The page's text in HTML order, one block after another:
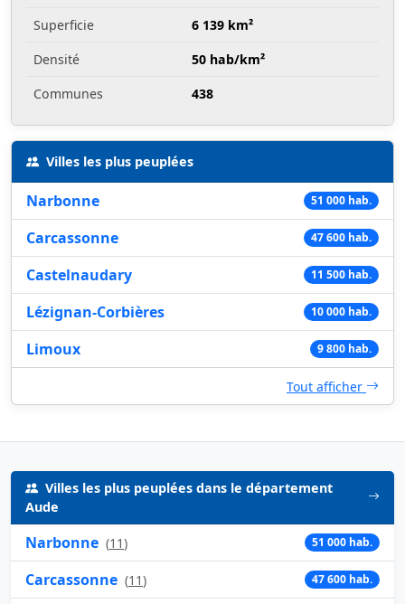
Superficie
6 139 km²
Densité
50 hab/km²
Communes
438
Villes les plus peuplées
Narbonne 51 000 hab.
Carcassonne 47 600 hab.
Castelnaudary 11 500 hab.
Lézignan-Corbières 10 000 hab.
Limoux 9 800 hab.
Tout afficher
Villes les plus peuplées dans le département
Aude
Narbonne (11) 51 000 hab.
Carcassonne (11) 47 600 hab.